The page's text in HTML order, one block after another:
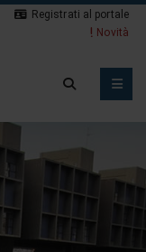
Registrati al portale
Novità